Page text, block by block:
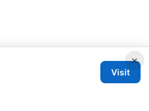
×
Visit